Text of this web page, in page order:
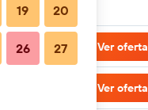
Ver oferta
Ver oferta
19 20
26 27